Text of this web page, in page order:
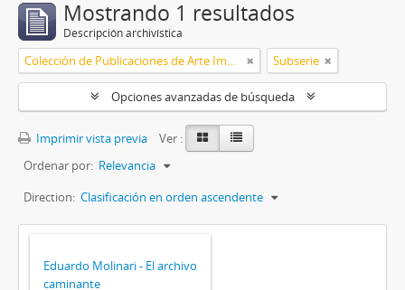
Mostrando 1 resultados
Descripción archivística
Colección de Publicaciones de Arte Impreso Subserie
Opciones avanzadas de búsqueda
Imprimir vista previa
Ver :
Ordenar por: Relevancia
Direction: Clasificación en orden ascendente
Eduardo Molinari - El archivo
caminante